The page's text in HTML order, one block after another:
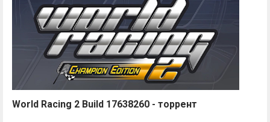
World Racing 2 Build 17638260 - торрент